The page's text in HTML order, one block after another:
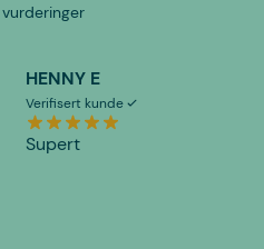
vurderinger
HENNY E
Verifisert kunde
Supert